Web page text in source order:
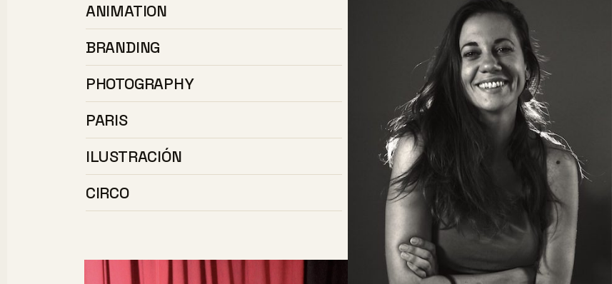
ANIMATION
BRANDING
PHOTOGRAPHY
PARIS
ILUSTRACIÓN
CIRCO